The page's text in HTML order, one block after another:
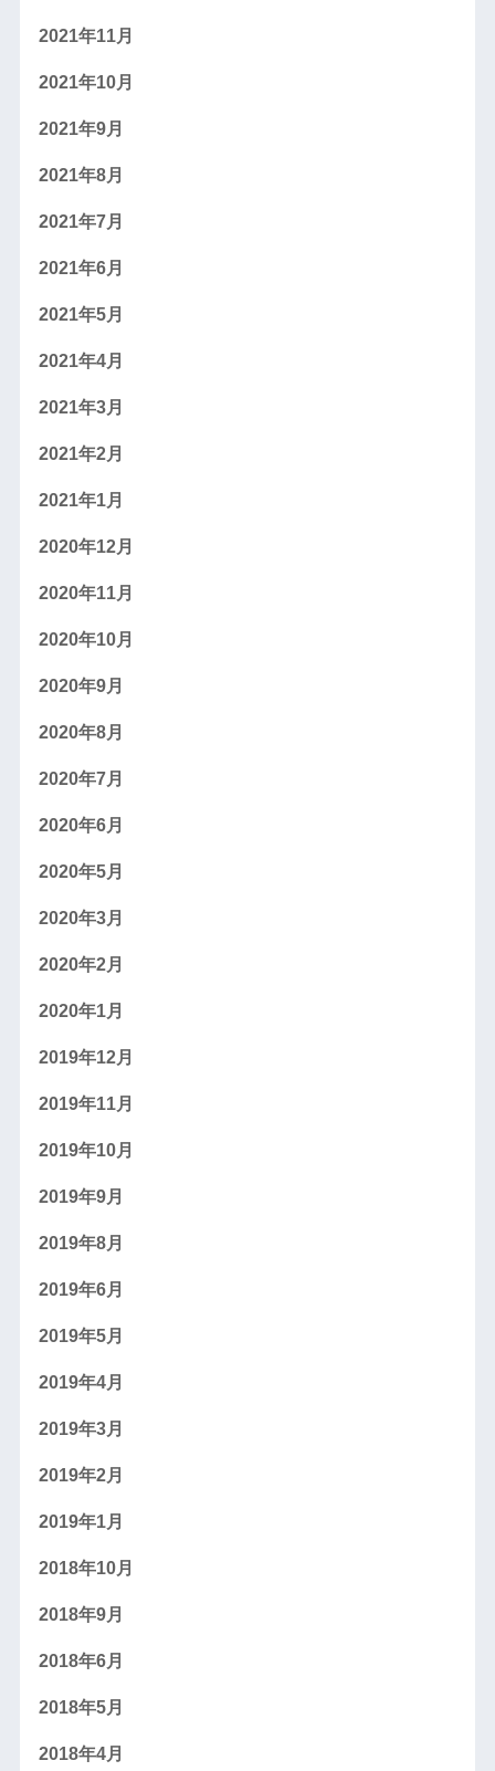
2021年11月
2021年10月
2021年9月
2021年8月
2021年7月
2021年6月
2021年5月
2021年4月
2021年3月
2021年2月
2021年1月
2020年12月
2020年11月
2020年10月
2020年9月
2020年8月
2020年7月
2020年6月
2020年5月
2020年3月
2020年2月
2020年1月
2019年12月
2019年11月
2019年10月
2019年9月
2019年8月
2019年6月
2019年5月
2019年4月
2019年3月
2019年2月
2019年1月
2018年10月
2018年9月
2018年6月
2018年5月
2018年4月